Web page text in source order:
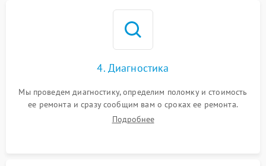
4. Диагностика
Мы проведем диагностику, определим поломку и стоимость
ее ремонта и сразу сообщим вам о сроках ее ремонта.
Подробнее